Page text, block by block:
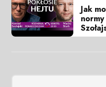
Jak